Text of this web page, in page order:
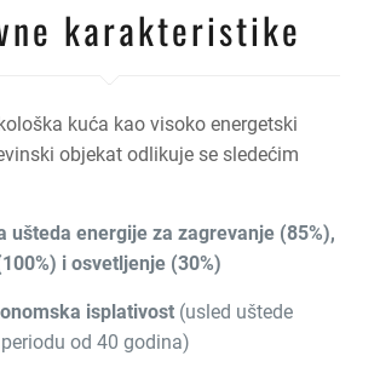
karakteristike
kuća kao visoko energetski
objekat odlikuje se sledećim
ušteda energije za zagrevanje (85%),
i osvetljenje (30%)
isplativost (usled uštede
od 40 godina)